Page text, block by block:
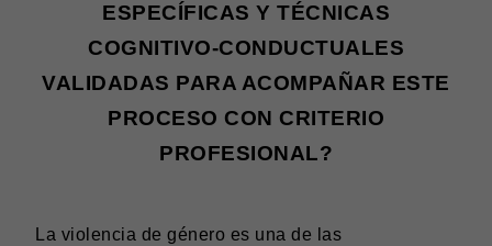
ESPECÍFICAS Y TÉCNICAS
COGNITIVO-CONDUCTUALES
VALIDADAS PARA ACOMPAÑAR ESTE
PROCESO CON CRITERIO
PROFESIONAL?
La violencia de género es una de las